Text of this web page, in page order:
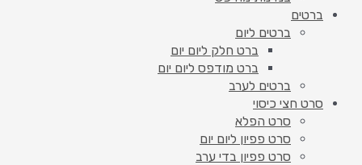
ברטים
ברטים ליום
ברט חלק ליום יום
ברט מודפס ליום יום
ברטים לערב
סרט חצי כיסוי
סרט הפלא
סרט פפיון ליום יום
סרט פפיון בדי ערב